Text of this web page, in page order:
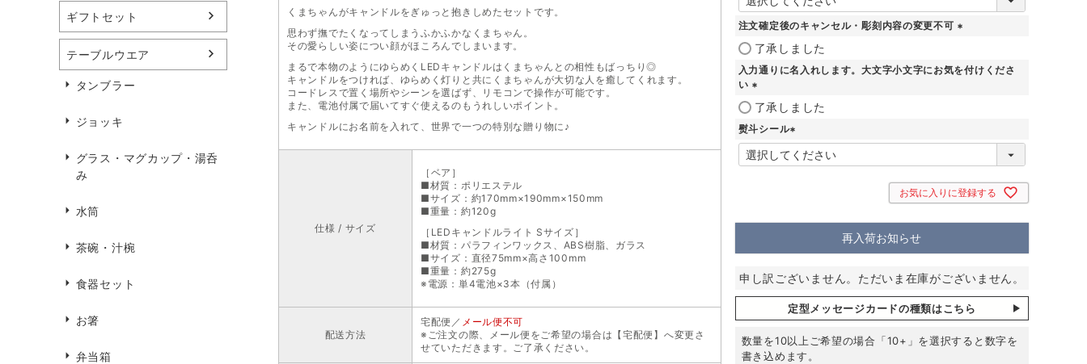
ギフトセット
テーブルウエア
タンブラー
ジョッキ
グラス・マグカップ・湯呑
み
水筒
茶碗・汁椀
食器セット
お箸
弁当箱
くまちゃんがキャンドルをぎゅっと抱きしめたセットです。
思わず撫でたくなってしまうふかふかなくまちゃん。
その愛らしい姿につい顔がほころんでしまいます。
まるで本物のようにゆらめくLEDキャンドルはくまちゃんとの相性もばっちり◎
キャンドルをつければ、ゆらめく灯りと共にくまちゃんが大切な人を癒してくれます。
コードレスで置く場所やシーンを選ばず、リモコンで操作が可能です。
また、電池付属で届いてすぐ使えるのもうれしいポイント。
キャンドルにお名前を入れて、世界で一つの特別な贈り物に♪
仕様 / サイズ
［ベア］
■材質：ポリエステル
■サイズ：約170mm×190mm×150mm
■重量：約120g
［LEDキャンドルライト Sサイズ］
■材質：パラフィンワックス、ABS樹脂、ガラス
■サイズ：直径75mm×高さ100mm
■重量：約275g
※電源：単4電池×3本（付属）
配送方法
宅配便／ メール便不可
※ご注文の際、メール便をご希望の場合は【宅配便】へ変更さ
せていただきます。ご了承ください。
必
須
注文確定後のキャンセル・彫刻内容の変更不可
須
了承しました
入力通りに名入れします。大文字小文字にお気を付けくださ
い
(
必
須
)
了承しました
熨斗シール
(
必
お気に入りに登録する
再入荷お知らせ
申し訳ございません。ただいま在庫がございません。
定型メッセージカードの種類はこちら
数量を10以上ご希望の場合「10+」を選択すると数字を
書き込めます。